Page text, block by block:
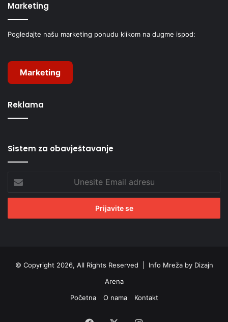
Marketing
Pogledajte našu marketing ponudu klikom na dugme ispod:
Marketing
Reklama
Sistem za obavještavanje
Email
adresu
© Copyright 2026, All Rights Reserved | Info Mreža by Dizajn
Arena
Početna
O nama Kontakt